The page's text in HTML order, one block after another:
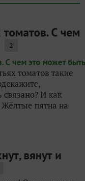
С чем
2
томатов такие
связано? И как
Жёлтые пятна на
вянут и